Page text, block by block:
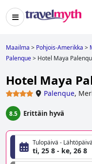
Maailma > Pohjois-Amerikka >
Palenque> Hotel Maya
Hotel Maya
Palenque,
8.5 Erittäin hyvä
Tulopäivä - Lähtöpäivä
ti, 25 8 - ke, 26 8